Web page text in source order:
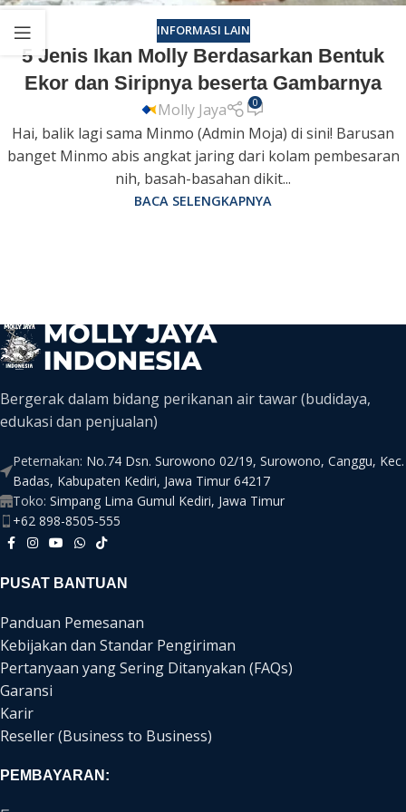
INFORMASI LAIN
5 Jenis Ikan Molly Berdasarkan Bentuk
Ekor dan Siripnya beserta Gambarnya
Molly Jaya 0
Hai, balik lagi sama Minmo (Admin Moja) di sini! Barusan
banget Minmo abis angkat jaring dari kolam pembesaran
nih, basah-basahan dikit...
BACA SELENGKAPNYA
Bergerak dalam bidang perikanan air tawar (budidaya,
edukasi dan penjualan)
Peternakan: No.74 Dsn. Surowono 02/19, Surowono, Canggu, Kec.
Badas, Kabupaten Kediri, Jawa Timur 64217
Toko: Simpang Lima Gumul Kediri, Jawa Timur
+62 898-8505-555
PUSAT BANTUAN
Panduan Pemesanan
Kebijakan dan Standar Pengiriman
Pertanyaan yang Sering Ditanyakan (FAQs)
Garansi
Karir
Reseller (Business to Business)
PEMBAYARAN: